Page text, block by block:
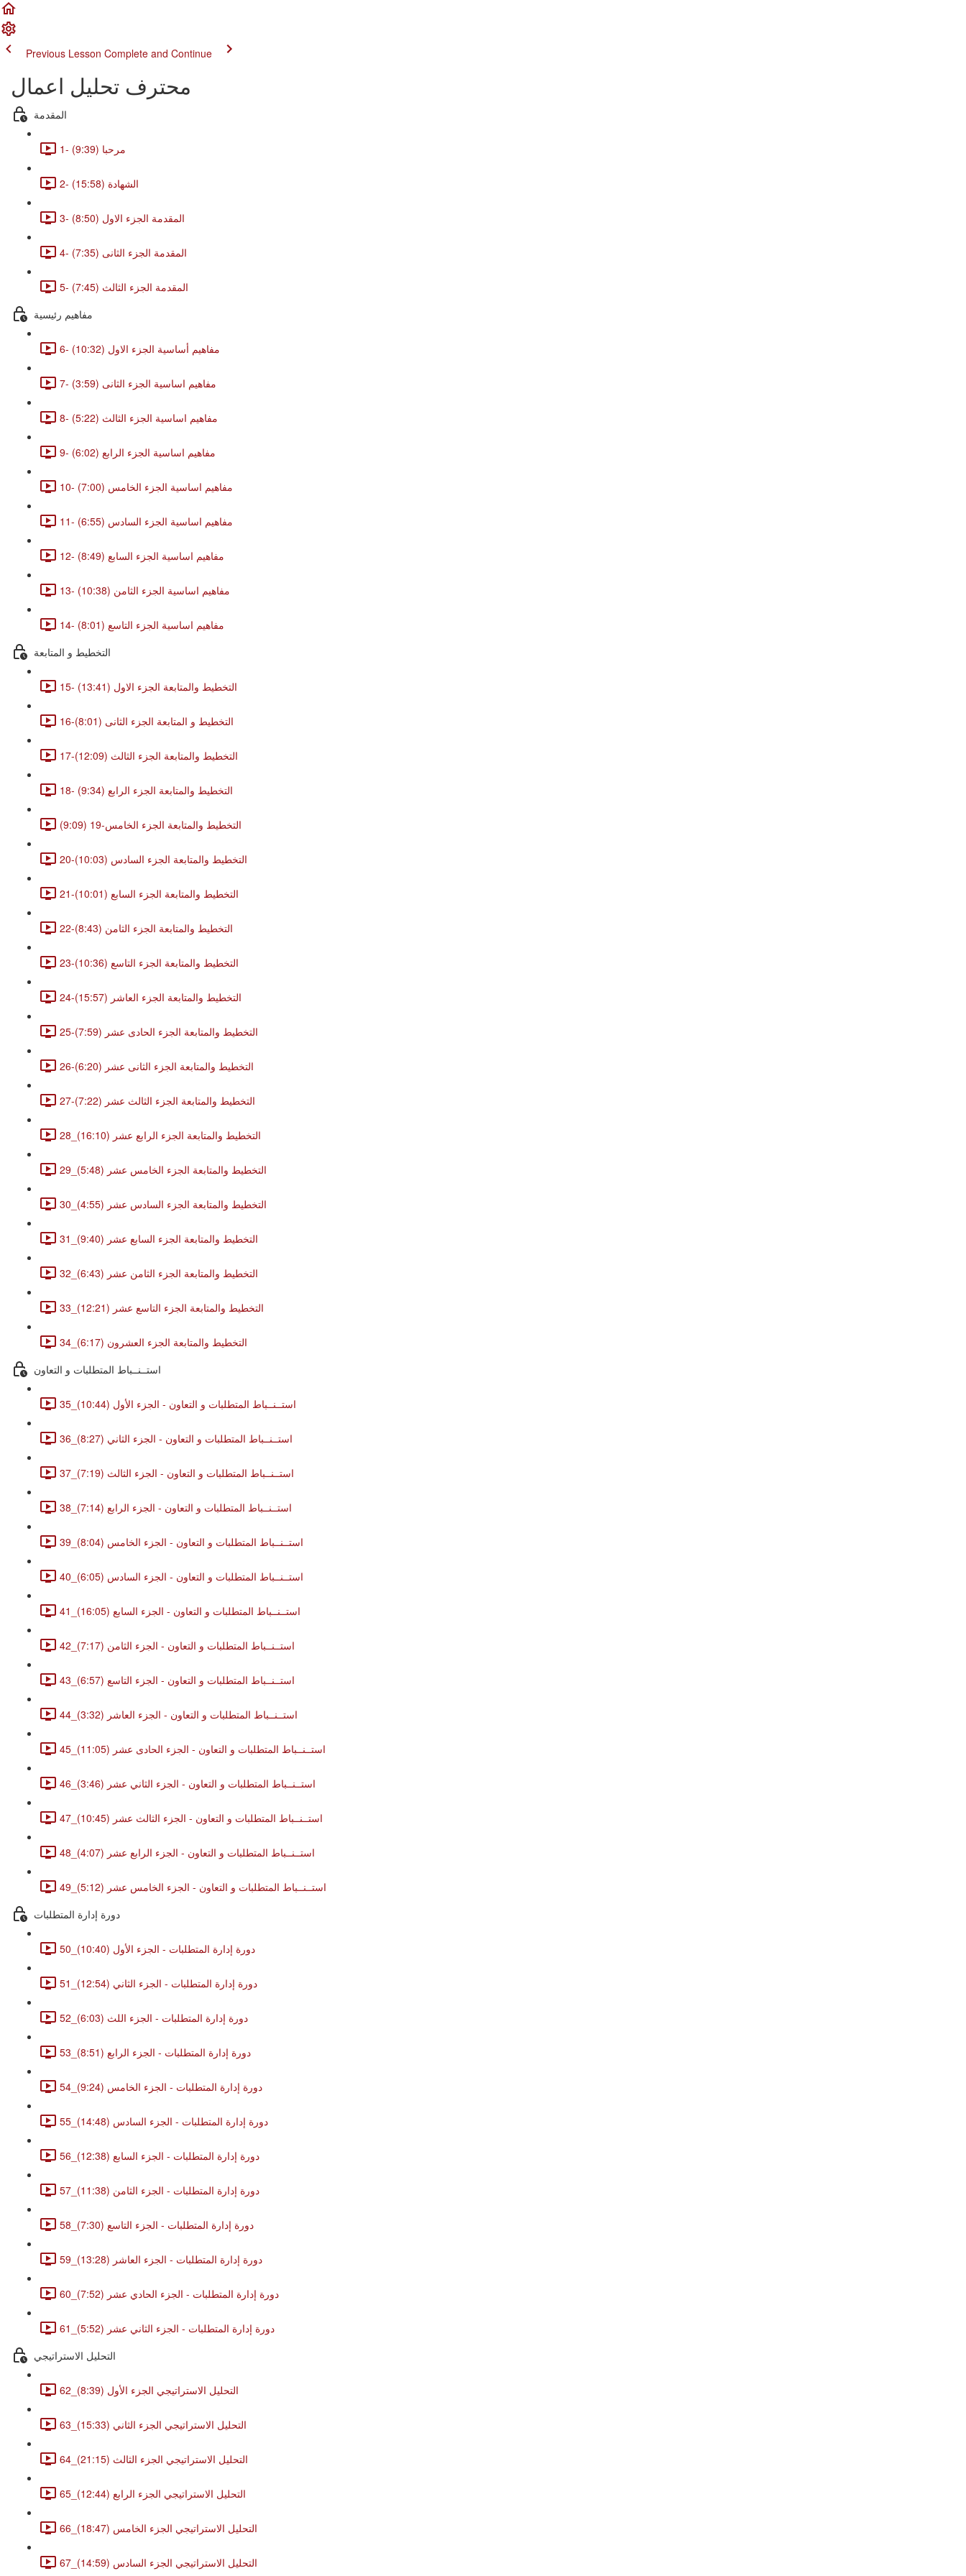
Previous Lesson Complete and Continue
محترف تحليل اعمال
المقدمة
1- مرحبا (9:39)
2- الشهادة (15:58)
3- المقدمة الجزء الاول (8:50)
4- المقدمة الجزء الثانى (7:35)
5- المقدمة الجزء الثالث (7:45)
مفاهيم رئيسية
6- مفاهيم أساسية الجزء الاول (10:32)
7- مفاهيم اساسية الجزء الثانى (3:59)
8- مفاهيم اساسية الجزء الثالث (5:22)
9- مفاهيم اساسية الجزء الرابع (6:02)
10- مفاهيم اساسية الجزء الخامس (7:00)
11- مفاهيم اساسية الجزء السادس (6:55)
12- مفاهيم اساسية الجزء السابع (8:49)
13- مفاهيم اساسية الجزء الثامن (10:38)
14- مفاهيم اساسية الجزء التاسع (8:01)
التخطيط و المتابعة
15- التخطيط والمتابعة الجزء الاول (13:41)
16-التخطيط و المتابعة الجزء الثانى (8:01)
17-التخطيط والمتابعة الجزء الثالث (12:09)
18- التخطيط والمتابعة الجزء الرابع (9:34)
التخطيط والمتابعة الجزء الخامس-19 (9:09)
20-التخطيط والمتابعة الجزء السادس (10:03)
21-التخطيط والمتابعة الجزء السابع (10:01)
22-التخطيط والمتابعة الجزء الثامن (8:43)
23-التخطيط والمتابعة الجزء التاسع (10:36)
24-التخطيط والمتابعة الجزء العاشر (15:57)
25-التخطيط والمتابعة الجزء الحادى عشر (7:59)
26-التخطيط والمتابعة الجزء الثانى عشر (6:20)
27-التخطيط والمتابعة الجزء الثالث عشر (7:22)
28_التخطيط والمتابعة الجزء الرابع عشر (16:10)
29_التخطيط والمتابعة الجزء الخامس عشر (5:48)
30_التخطيط والمتابعة الجزء السادس عشر (4:55)
31_التخطيط والمتابعة الجزء السابع عشر (9:40)
32_التخطيط والمتابعة الجزء الثامن عشر (6:43)
33_التخطيط والمتابعة الجزء التاسع عشر (12:21)
34_التخطيط والمتابعة الجزء العشرون (6:17)
استــنــباط المتطلبات و التعاون
35_استــنــباط المتطلبات و التعاون - الجزء الأول (10:44)
36_استــنــباط المتطلبات و التعاون - الجزء الثاني (8:27)
37_استــنــباط المتطلبات و التعاون - الجزء الثالث (7:19)
38_استــنــباط المتطلبات و التعاون - الجزء الرابع (7:14)
39_استــنــباط المتطلبات و التعاون - الجزء الخامس (8:04)
40_استــنــباط المتطلبات و التعاون - الجزء السادس (6:05)
41_استــنــباط المتطلبات و التعاون - الجزء السابع (16:05)
42_استــنــباط المتطلبات و التعاون - الجزء الثامن (7:17)
43_استــنــباط المتطلبات و التعاون - الجزء التاسع (6:57)
44_استــنــباط المتطلبات و التعاون - الجزء العاشر (3:32)
45_استــنــباط المتطلبات و التعاون - الجزء الحادى عشر (11:05)
46_استــنــباط المتطلبات و التعاون - الجزء الثاني عشر (3:46)
47_استــنــباط المتطلبات و التعاون - الجزء الثالث عشر (10:45)
48_استــنــباط المتطلبات و التعاون - الجزء الرابع عشر (4:07)
49_استــنــباط المتطلبات و التعاون - الجزء الخامس عشر (5:12)
دورة إدارة المتطلبات
50_دورة إدارة المتطلبات - الجزء الأول (10:40)
51_دورة إدارة المتطلبات - الجزء الثاني (12:54)
52_دورة إدارة المتطلبات - الجزء اللث (6:03)
53_دورة إدارة المتطلبات - الجزء الرابع (8:51)
54_دورة إدارة المتطلبات - الجزء الخامس (9:24)
55_دورة إدارة المتطلبات - الجزء السادس (14:48)
56_دورة إدارة المتطلبات - الجزء السابع (12:38)
57_دورة إدارة المتطلبات - الجزء الثامن (11:38)
58_دورة إدارة المتطلبات - الجزء التاسع (7:30)
59_دورة إدارة المتطلبات - الجزء العاشر (13:28)
60_دورة إدارة المتطلبات - الجزء الحادي عشر (7:52)
61_دورة إدارة المتطلبات - الجزء الثاني عشر (5:52)
التحليل الاستراتيجي
62_التحليل الاستراتيجي الجزء الأول (8:39)
63_التحليل الاستراتيجي الجزء الثاني (15:33)
64_التحليل الاستراتيجي الجزء الثالث (21:15)
65_التحليل الاستراتيجي الجزء الرابع (12:44)
66_التحليل الاستراتيجي الجزء الخامس (18:47)
67_التحليل الاستراتيجي الجزء السادس (14:59)